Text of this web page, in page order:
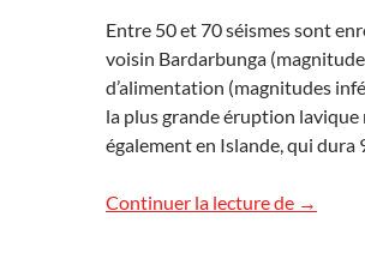
Entre 50 et 70 séismes sont
voisin Bardarbunga
d’alimentation (magnitudes
la plus grande éruption
également en Islande, qui dura
Continuer la lecture de →